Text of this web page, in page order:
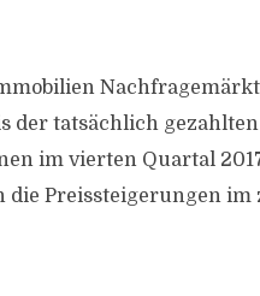
der tatsächlich
im vierten Quartal
Preissteigerungen im